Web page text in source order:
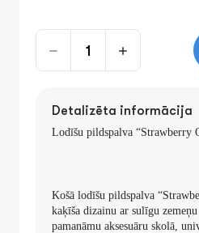
Detalizēta informācija
Lodīšu pildspalva “Strawberry
Košā lodīšu pildspalva
kaķīša dizainu ar sulīgu
pamanāmu aksesuāru skolā,